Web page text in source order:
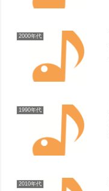
2000年代
1990年代
2010年代